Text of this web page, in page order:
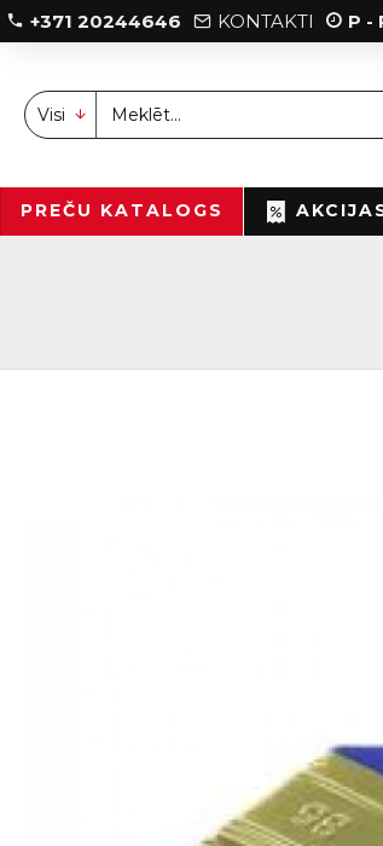
+371 20244646 KONTAKTI P -
Visi
PREČU KATALOGS